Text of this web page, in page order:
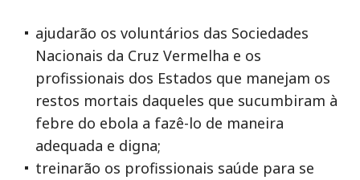
ajudarão os voluntários das Sociedades
Nacionais da Cruz Vermelha e os
profissionais dos Estados que manejam os
restos mortais daqueles que sucumbiram à
febre do ebola a fazê-lo de maneira
adequada e digna;
treinarão os profissionais saúde para se